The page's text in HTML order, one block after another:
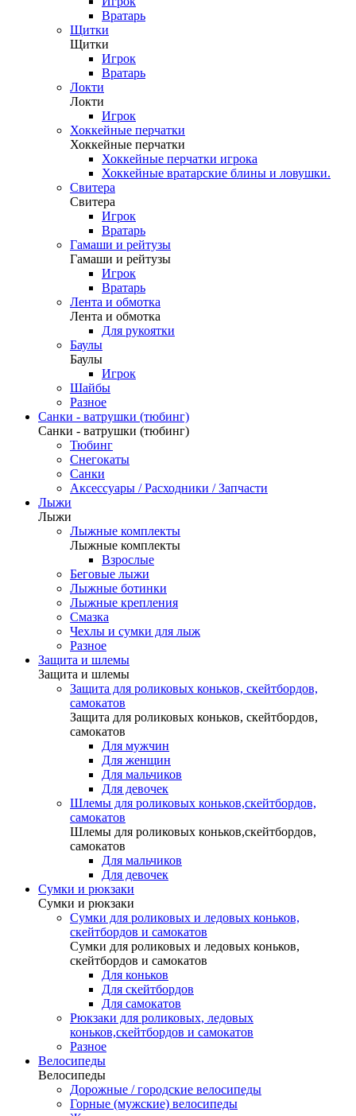
Вратарь
Щитки
Щитки
Игрок
Вратарь
Локти
Локти
Игрок
Хоккейные перчатки
Хоккейные перчатки
Хоккейные перчатки игрока
Хоккейные вратарские блины и ловушки.
Свитера
Свитера
Игрок
Вратарь
Гамаши и рейтузы
Гамаши и рейтузы
Игрок
Вратарь
Лента и обмотка
Лента и обмотка
Для рукоятки
Баулы
Баулы
Игрок
Шайбы
Разное
Санки - ватрушки (тюбинг)
Санки - ватрушки (тюбинг)
Тюбинг
Снегокаты
Санки
Аксессуары / Расходники / Запчасти
Лыжи
Лыжи
Лыжные комплекты
Лыжные комплекты
Взрослые
Беговые лыжи
Лыжные ботинки
Лыжные крепления
Смазка
Чехлы и сумки для лыж
Разное
Защита и шлемы
Защита и шлемы
Защита для роликовых коньков, скейтбордов,
самокатов
Защита для роликовых коньков, скейтбордов,
самокатов
Для мужчин
Для женщин
Для мальчиков
Для девочек
Шлемы для роликовых коньков,скейтбордов,
самокатов
Шлемы для роликовых коньков,скейтбордов,
самокатов
Для мальчиков
Для девочек
Сумки и рюкзаки
Сумки и рюкзаки
Сумки для роликовых и ледовых коньков,
скейтбордов и самокатов
Сумки для роликовых и ледовых коньков,
скейтбордов и самокатов
Для коньков
Для скейтбордов
Для самокатов
Рюкзаки для роликовых, ледовых
коньков,скейтбордов и самокатов
Разное
Велосипеды
Велосипеды
Дорожные / городские велосипеды
Горные (мужские) велосипеды